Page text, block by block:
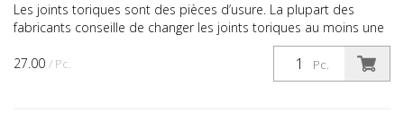
27.00 / Pc. Pc.
Les joints toriques sont des pièces d’usure. La plupart des
fabricants conseille de changer les joints toriques au moins une